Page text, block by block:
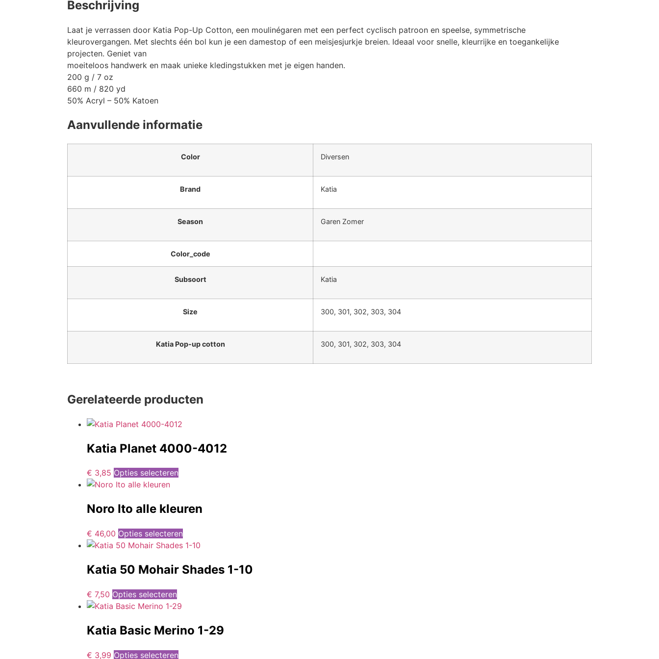
Beschrijving
Laat je verrassen door Katia Pop-Up Cotton, een moulinégaren met een perfect cyclisch patroon en speelse, symmetrische
kleurovergangen. Met slechts één bol kun je een damestop of een meisjesjurkje breien. Ideaal voor snelle, kleurrijke en toegankelijke
projecten. Geniet van
moeiteloos handwerk en maak unieke kledingstukken met je eigen handen.
200 g / 7 oz
660 m / 820 yd
50% Acryl – 50% Katoen
Aanvullende informatie
Color Diversen
Brand Katia
Season Garen Zomer
Color_code
Subsoort Katia
Size 300, 301, 302, 303, 304
Katia Pop-up cotton 300, 301, 302, 303, 304
Gerelateerde producten
Katia Planet 4000-4012
€ 3,85 Opties selecteren
Noro Ito alle kleuren
€ 46,00 Opties selecteren
Katia 50 Mohair Shades 1-10
€ 7,50 Opties selecteren
Katia Basic Merino 1-29
€ 3,99 Opties selecteren